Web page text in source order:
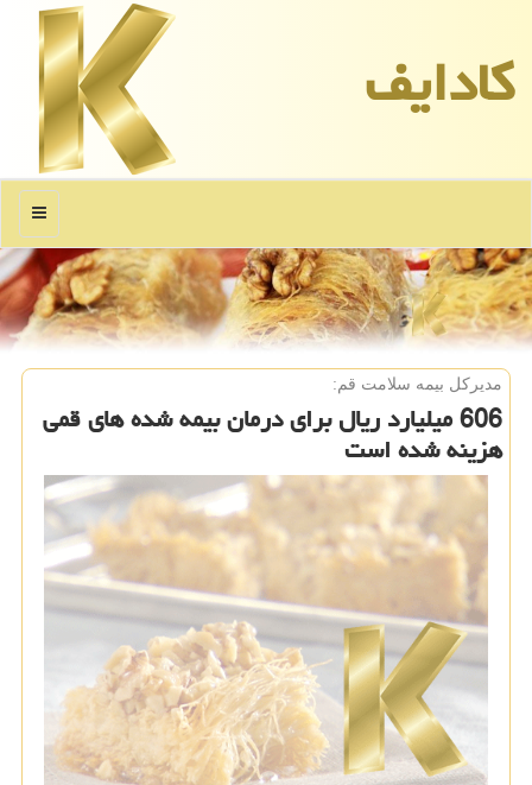
كادایف
منو
مدیركل بیمه سلامت قم:
606 میلیارد ریال برای درمان بیمه شده های قمی
هزینه شده است